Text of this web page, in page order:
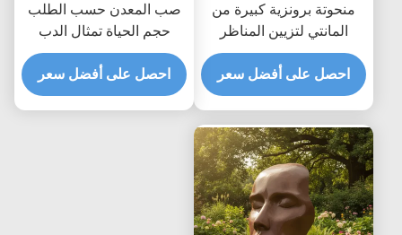
منحوتة برونزية كبيرة من
المانتي لتزيين المناظر
الطبيعية الساحلية الحيوان
البحري تمثال فني للحديقة
في الهواء الطلق
احصل على أفضل سعر
صب المعدن حسب الطلب
حجم الحياة تمثال الدب
البرونزي تمثال الحديقة في
الهواء الطلق الفن الواقعي
للحيوانات للفيلا ديكور
احصل على أفضل سعر